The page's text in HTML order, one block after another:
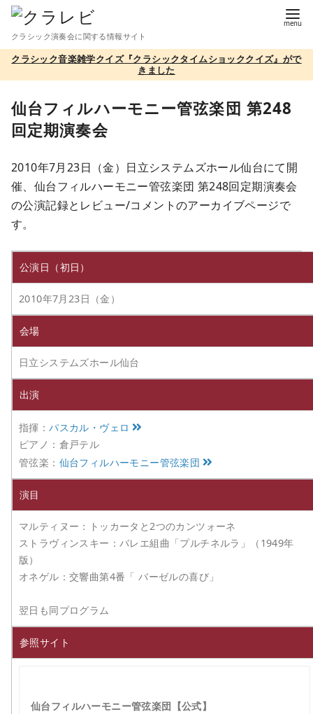
テ
ツ
クラシック演奏会に関する情報サイト
クラシック音楽雑学クイズ『クラシックタイムショッククイズ』がで
きました
仙台フィルハーモニー管弦楽団 第248
回定期演奏会
2010年7月23日（金）日立システムズホール仙台にて開
催、仙台フィルハーモニー管弦楽団 第248回定期演奏会
の公演記録とレビュー/コメントのアーカイブページで
す。
公演日（初日）
2010年7月23日（金）
会場
日立システムズホール仙台
出演
指揮：パスカル・ヴェロ
ピアノ：倉戸テル
管弦楽： 仙台フィルハーモニー管弦楽団
演目
マルティヌー：トッカータと2つのカンツォーネ
ストラヴィンスキー：バレエ組曲「プルチネルラ」（1949年
版）
オネゲル：交響曲第4番「 バーゼルの喜び」
翌日も同プログラム
参照サイト
仙台フィルハーモニー管弦楽団【公式】